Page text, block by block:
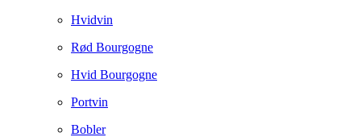
Hvidvin
Rød Bourgogne
Hvid Bourgogne
Portvin
Bobler